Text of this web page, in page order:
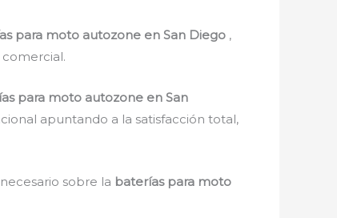
para moto autozone en San Diego ,
para moto autozone en San
apuntando a la satisfacción total,
sobre la baterías para moto